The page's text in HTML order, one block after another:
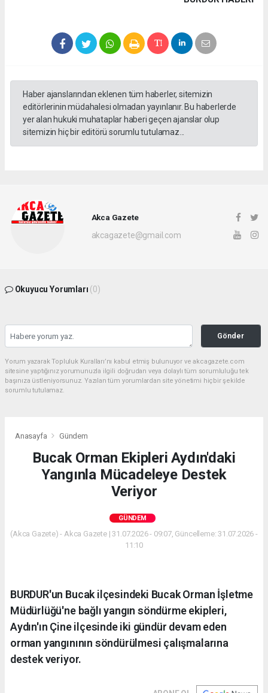
Haber ajanslarından eklenen tüm haberler, sitemizin
editörlerinin müdahalesi olmadan yayınlanır. Bu haberlerde
yer alan hukuki muhataplar haberi geçen ajanslar olup
sitemizin hiç bir editörü sorumlu tutulamaz...
Akca Gazete
akcagazete@gmail.com
Okuyucu Yorumları (0)
Gönder
Yorum yazarak Topluluk Kuralları’nı kabul etmiş bulunuyor ve akcagazete.com
sitesine yaptığınız yorumunuzla ilgili doğrudan veya dolaylı tüm sorumluluğu tek
başınıza üstleniyorsunuz. Yazılan tüm yorumlardan site yönetimi hiçbir şekilde
sorumlu tutulamaz.
Anasayfa Gündem
Bucak Orman Ekipleri Aydın'daki
Yangınla Mücadeleye Destek
Veriyor
GÜNDEM
(Akca Gazete) - Akca Gazete | 31.07.2026 - 09:07, Güncelleme: 31.07.2026 -
11:10
BURDUR'un Bucak ilçesindeki Bucak Orman İşletme
Müdürlüğü'ne bağlı yangın söndürme ekipleri,
Aydın'ın Çine ilçesinde iki gündür devam eden
orman yangınının söndürülmesi çalışmalarına
destek veriyor.